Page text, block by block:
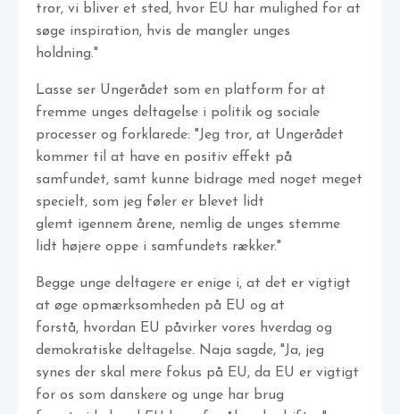
tror, vi bliver et sted, hvor EU har mulighed for at
søge inspiration, hvis de mangler unges
holdning."
Lasse ser Ungerådet som en platform for at
fremme unges deltagelse i politik og sociale
processer og forklarede: "Jeg tror, at Ungerådet
kommer til at have en positiv effekt på
samfundet, samt kunne bidrage med noget meget
specielt, som jeg føler er blevet lidt
glemt igennem årene, nemlig de unges stemme
lidt højere oppe i samfundets rækker."
Begge unge deltagere er enige i, at det er vigtigt
at øge opmærksomheden på EU og at
forstå, hvordan EU påvirker vores hverdag og
demokratiske deltagelse. Naja sagde, "Ja, jeg
synes der skal mere fokus på EU, da EU er vigtigt
for os som danskere og unge har brug